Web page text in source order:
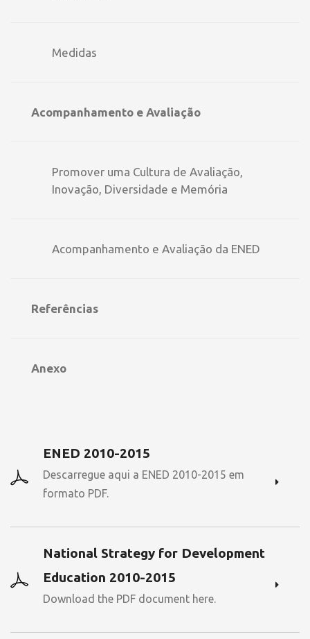
Medidas
Acompanhamento e Avaliação
Promover uma Cultura de Avaliação,
Inovação, Diversidade e Memória
Acompanhamento e Avaliação da ENED
Referências
Anexo
ENED 2010-2015
Descarregue aqui a ENED 2010-2015 em
formato PDF.
National Strategy for Development
Education 2010-2015
Download the PDF document here.